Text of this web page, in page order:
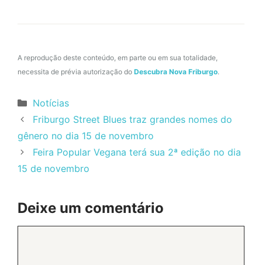
A reprodução deste conteúdo, em parte ou em sua totalidade,
necessita de prévia autorização do Descubra Nova Friburgo.
Categorias
Notícias
Friburgo Street Blues traz grandes nomes do
gênero no dia 15 de novembro
Feira Popular Vegana terá sua 2ª edição no dia
15 de novembro
Deixe um comentário